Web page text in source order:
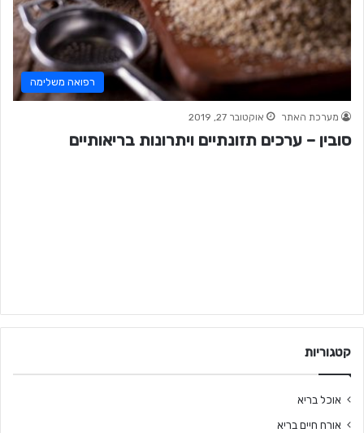
רפואה משלימה
מערכת האתר אוקטובר 27, 2019
סובין – ערכים תזונתיים ויתרונות בריאותיים
קטגוריות
אוכל בריא
אורח חיים בריא